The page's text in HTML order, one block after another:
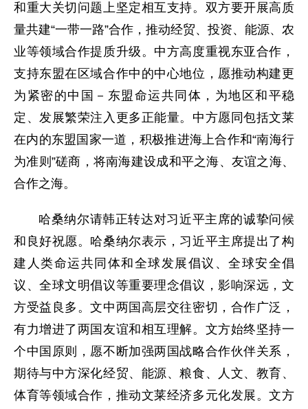
和重大关切问题上坚定相互支持。双方要开展高质
量共建“一带一路”合作，推动经贸、投资、能源、农
业等领域合作提质升级。中方高度重视东亚合作，
支持东盟在区域合作中的中心地位，愿推动构建更
为紧密的中国－东盟命运共同体，为地区和平稳
定、发展繁荣注入更多正能量。中方愿同包括文莱
在内的东盟国家一道，积极推进海上合作和“南海行
为准则”磋商，将南海建设成和平之海、友谊之海、
合作之海。
哈桑纳尔请韩正转达对习近平主席的诚挚问候
和良好祝愿。哈桑纳尔表示，习近平主席提出了构
建人类命运共同体和全球发展倡议、全球安全倡
议、全球文明倡议等重要理念倡议，影响深远，文
方受益良多。文中两国高层交往密切，合作广泛，
有力增进了两国友谊和相互理解。文方始终坚持一
个中国原则，愿不断加强两国战略合作伙伴关系，
期待与中方深化经贸、能源、粮食、人文、教育、
体育等领域合作，推动文莱经济多元化发展。文方